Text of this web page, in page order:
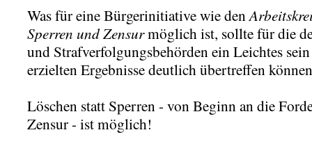
Was für eine Bürgerinitiative wie den
Sperren und Zensurmöglich ist, sollte für die
und Strafverfolgungsbehörden ein Leichtes
erzielten Ergebnisse deutlich übertreffen
Löschen statt Sperren - von Beginn an die
Zensur - ist möglich!